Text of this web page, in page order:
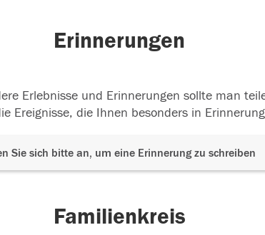
Erinnerungen
Erlebnisse und Erinnerungen sollte man
Ereignisse, die Ihnen besonders in
Sie sich bitte an, um eine Erinnerung zu schreiben
Familienkreis